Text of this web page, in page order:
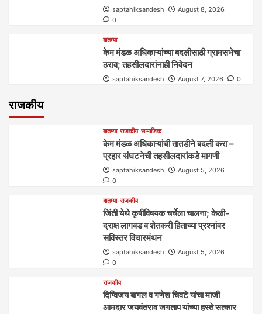
saptahiksandesh
August 8, 2026
0
बातम्या
केम मंडळ अधिकाऱ्यांच्या बदलीसाठी ग्रामसभेचा
ठराव; तहसीलदारांनाही निवेदन
saptahiksandesh August 7, 2026 0
राजकीय
बातम्या राजकीय सामाजिक
केम मंडळ अधिकाऱ्यांची तातडीने बदली करा –
प्रहार संघटनेची तहसीलदारांकडे मागणी
saptahiksandesh
August 5, 2026
0
बातम्या राजकीय
जिंती येथे कृषीविषयक चर्चेला चालना; केळी-
द्राक्ष लागवड व शेतकरी हिताच्या प्रश्नांवर
सविस्तर विचारमंथन
saptahiksandesh
August 5, 2026
0
राजकीय
दिग्विजय बागल व गणेश चिवटे यांचा माजी
आमदार जयवंतराव जगताप यांच्या हस्ते सत्कार